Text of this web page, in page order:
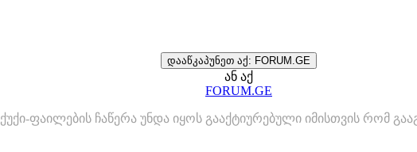
დააწკაპუნეთ აქ: FORUM.GE
ან აქ
FORUM.GE
ქუქი-ფაილების ჩაწერა უნდა იყოს გააქტიურებული იმისთვის რომ